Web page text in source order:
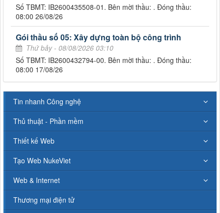
Số TBMT: IB2600435508-01. Bên mời thầu: . Đóng thầu:
08:00 26/08/26
Gói thầu số 05: Xây dựng toàn bộ công trình
Thứ bảy - 08/08/2026 03:10
Số TBMT: IB2600432794-00. Bên mời thầu: . Đóng thầu:
08:00 17/08/26
Tin nhanh Công nghệ
Thủ thuật - Phần mềm
Thiết kế Web
Tạo Web NukeViet
Web & Internet
Thương mại điện tử